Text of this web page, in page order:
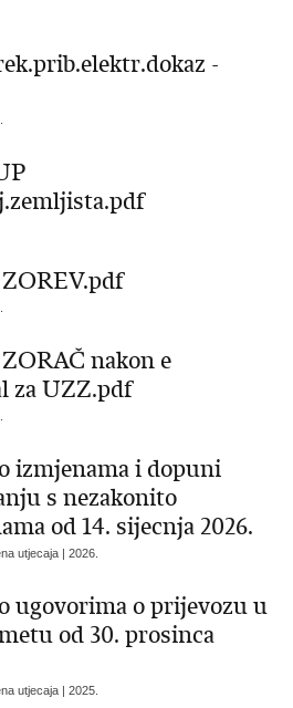
-
nakon e
za UZZ.pdf
izmjenama i dopuni
s nezakonito
od 14. sijecnja 2026.
utjecaja |2026.
ugovorima o prijevozu u
od 30. prosinca
utjecaja |2025.